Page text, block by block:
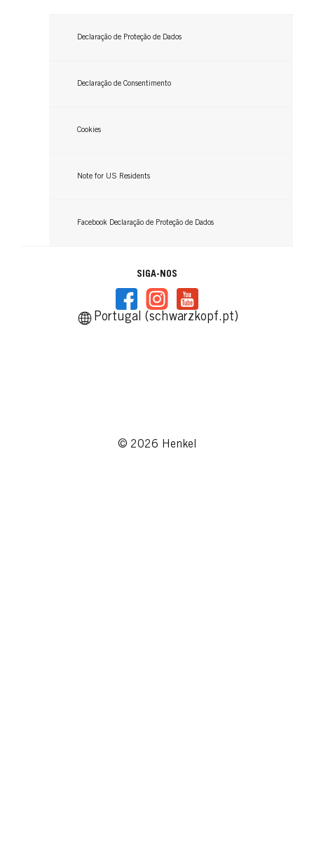
Condicionador
...
GLISS
Declaração de Proteção de Dados
Declaração de Consentimento
Cookies
Note for US Residents
Facebook Declaração de Proteção de Dados
SIGA-NOS
Portugal (schwarzkopf.pt)
© 2026 Henkel